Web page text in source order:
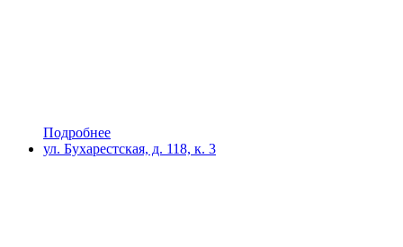
Подробнее
ул. Бухарестская, д. 118, к. 3